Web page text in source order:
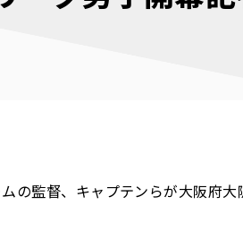
の監督、キャプテンらが大阪府